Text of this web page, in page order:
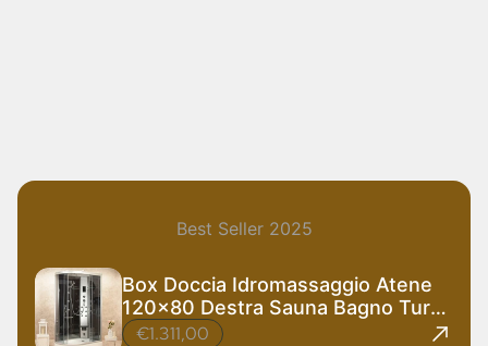
Best Seller 2025
Box Doccia Idromassaggio Atene
120x80 Destra Sauna Bagno Turco
e Ozono
€1.311,00